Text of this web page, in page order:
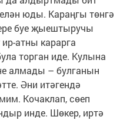
юды. Караңгы төнгә
буе җыештыручы
атны карарга
торган иде. Кулына
алмады – булганын
Әни итәгендә
Кочаклап, сөеп
инде. Шөкер, иртә